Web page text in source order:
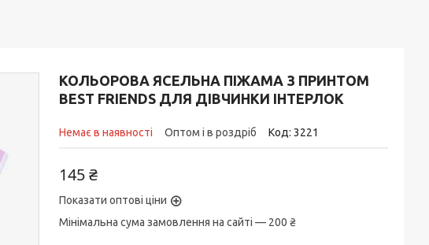
КОЛЬОРОВА ЯСЕЛЬНА ПІЖАМА З ПРИНТОМ
BEST FRIENDS ДЛЯ ДІВЧИНКИ ІНТЕРЛОК
Немає в наявності Оптом і в роздріб Код: 3221
145 ₴
Показати оптові ціни
Мінімальна сума замовлення на сайті — 200 ₴